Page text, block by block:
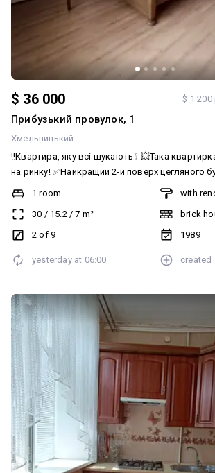
$ 36 000 $ 1 200
Прибузький провулок, 1
Хмельницький
‼️Квартира, яку всі шукають ❕ 💥Така
на ринку! ✅Найкращий 2-й поверх цегляного
планування з ліфтом поблизу центру ✅30 м² +
💥 Хороший житловий стан, просторий балкон 🔸Залишаються
меблі (добротне дубове ліжко, шафи), техніка
пралка) 💸 Ціна всього 36000 дол (без сплати
1 room
30 / 15.2/7 m²
2 of 9
with
brick
1989
yesterday at 06:00 created